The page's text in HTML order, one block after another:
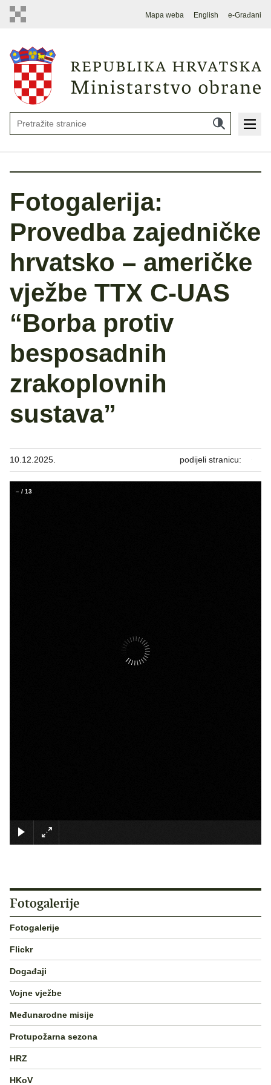
Mapa weba English e-Građani
Fotogalerija:
Provedba zajedničke
hrvatsko – američke
vježbe TTX C-UAS
“Borba protiv
besposadnih
zrakoplovnih
sustava”
10.12.2025. podijeli stranicu:
– / 13
Fotogalerije
Fotogalerije
Flickr
Događaji
Vojne vježbe
Međunarodne misije
Protupožarna sezona
HRZ
HKoV